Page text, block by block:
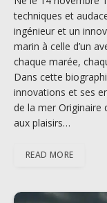
techniques et
ingénieur et un
marin à celle d’un
chaque marée,
Dans cette
innovations et ses
de la mer Originaire
aux plaisirs…
READ MORE